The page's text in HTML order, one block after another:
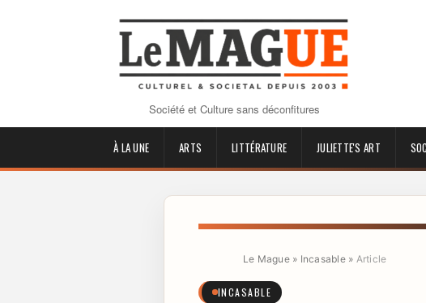
Société et Culture sans déconfitures
À LA UNE ARTS LITTÉRATURE JULIETTE'S ART
Le Mague» Incasable» Article
INCASABLE